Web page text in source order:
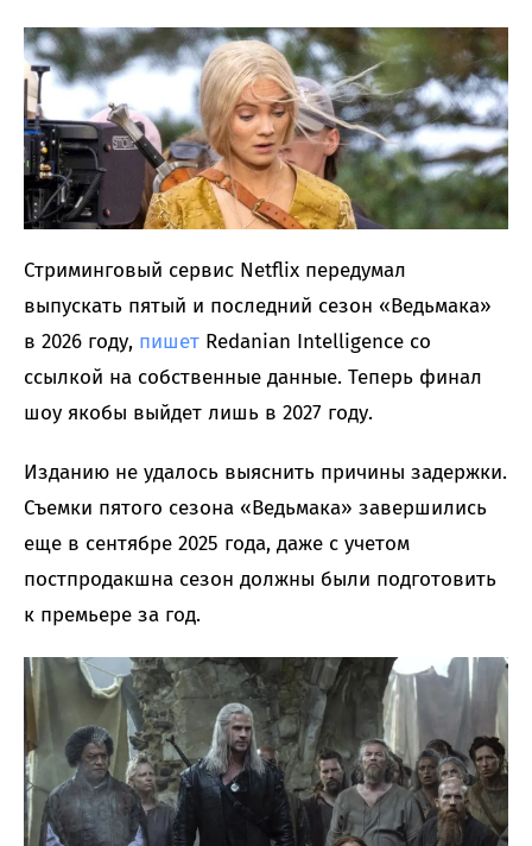
Стриминговый сервис Netflix передумал
выпускать пятый и последний сезон «Ведьмака»
в 2026 году, пишет Redanian Intelligence со
ссылкой на собственные данные. Теперь финал
шоу якобы выйдет лишь в 2027 году.
Изданию не удалось выяснить причины задержки.
Съемки пятого сезона «Ведьмака» завершились
еще в сентябре 2025 года, даже с учетом
постпродакшна сезон должны были подготовить
к премьере за год.